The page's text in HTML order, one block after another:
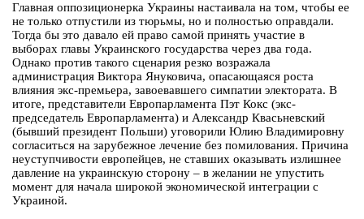
Главная оппозиционерка Украины настаивала на том, чтобы ее
не только отпустили из тюрьмы, но и полностью оправдали.
Тогда бы это давало ей право самой принять участие в
выборах главы Украинского государства через два года.
Однако против такого сценария резко возражала
администрация Виктора Януковича, опасающаяся роста
влияния экс-премьера, завоевавшего симпатии электората. В
итоге, представители Европарламента Пэт Кокс (экс-
председатель Европарламента) и Александр Квасьневский
(бывший президент Польши) уговорили Юлию Владимировну
согласиться на зарубежное лечение без помилования. Причина
неуступчивости европейцев, не ставших оказывать излишнее
давление на украинскую сторону – в желании не упустить
момент для начала широкой экономической интеграции с
Украиной.